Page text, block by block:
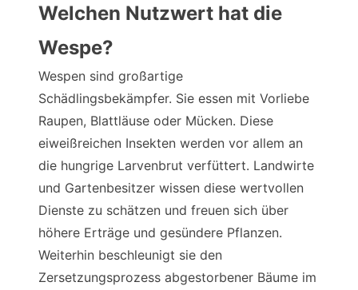
Welchen Nutzwert hat die
Wespe?
Wespen sind großartige
Schädlingsbekämpfer. Sie essen mit Vorliebe
Raupen, Blattläuse oder Mücken. Diese
eiweißreichen Insekten werden vor allem an
die hungrige Larvenbrut verfüttert. Landwirte
und Gartenbesitzer wissen diese wertvollen
Dienste zu schätzen und freuen sich über
höhere Erträge und gesündere Pflanzen.
Weiterhin beschleunigt sie den
Zersetzungsprozess abgestorbener Bäume im